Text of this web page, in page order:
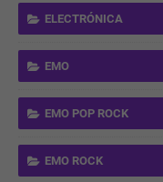
ELECTRÓNICA
EMO
EMO POP ROCK
EMO ROCK